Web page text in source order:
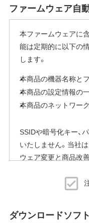
ファームウェア自
本ファームウェアに
能は定期的に以下の
します。
本商品の機器名称と
本商品の設定情報の
本商品のネットワー
SSIDや暗号化キー、
いたしません。当社
ウェア変更と商品改
※本機能を停止する方
完了後すぐにエアス
ダウンロードソフ